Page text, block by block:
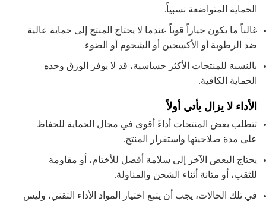
الحماية المتواضعة نسبياً.
غالباً ما يكون خياراً قوياً عندما لا يحتاج المنتج إلى حماية عالية
ضد الرطوبة أو الأكسجين أو الشحوم أو الضوء.
بالنسبة للمنتجات الأكثر حساسية، قد لا يوفر الورق وحده
الحماية الكافية.
الأداء لا يزال يأتي أولاً
تتطلب بعض المنتجات أداءً أقوى في مجال الحماية للحفاظ
على مدة صلاحيتها واستقرار المنتج.
يحتاج البعض الآخر إلى سلامة أفضل للأختام، أو مقاومة
للثقب، أو متانة أثناء الشحن والمناولة.
في تلك الحالات، يجب أن يتبع اختيار المواد الأداء التقني، وليس